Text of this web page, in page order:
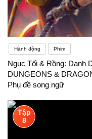
Hành động Phim
Ngục Tối & Rồng: Danh
DUNGEONS &
Phụ đề song ngữ
Tập
8